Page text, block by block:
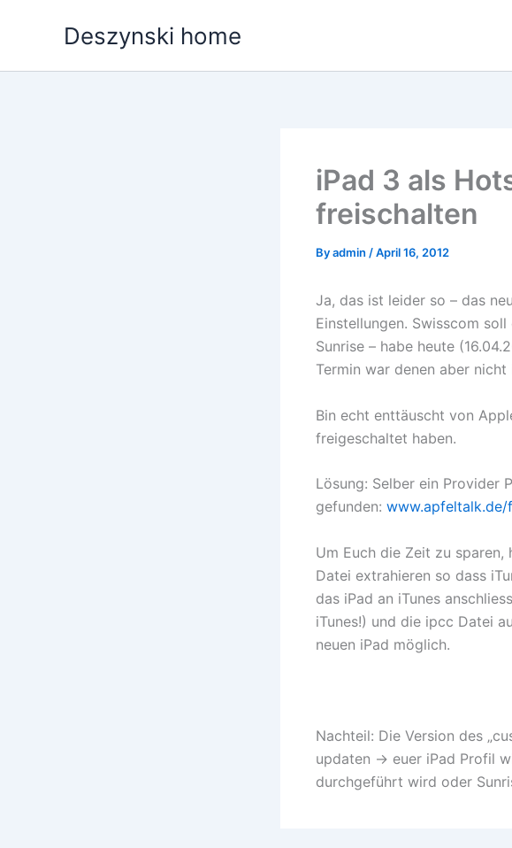
Deszynski home
iPad 3 als
freischalten
Byadmin /April 16, 2012
Ja, das ist leider so – das
Einstellungen. Swisscom
Sunrise – habe heute
Termin war denen aber
Bin echt enttäuscht von
freigeschaltet haben.
Lösung: Selber ein Provider
gefunden:
Um Euch die Zeit zu sparen,
Datei extrahieren so dass
das iPad an iTunes
iTunes!) und die ipcc Datei
neuen iPad möglich.
Nachteil: Die Version des
updaten -> euer iPad Profil
durchgeführt wird oder